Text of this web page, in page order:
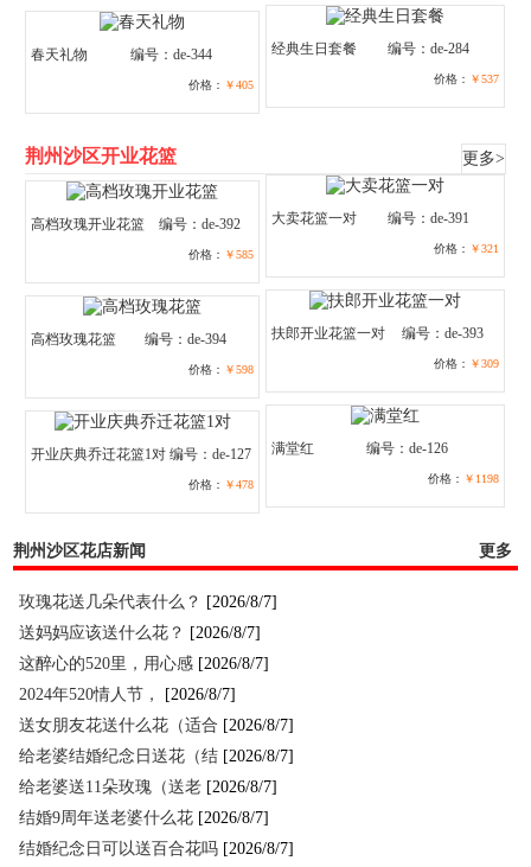
春天礼物 编号：de-344
价格： ￥405
经典生日套餐 编号：de-284
价格： ￥537
荆州沙区开业花篮 更多>
高档玫瑰开业花篮 编号：de-392
价格： ￥585
大卖花篮一对 编号：de-391
价格： ￥321
高档玫瑰花篮 编号：de-394
价格： ￥598
扶郎开业花篮一对 编号：de-393
价格： ￥309
开业庆典乔迁花篮1对 编号：de-127
价格： ￥478
满堂红 编号：de-126
价格： ￥1198
荆州沙区花店新闻 更多
玫瑰花送几朵代表什么？ [2026/8/7]
送妈妈应该送什么花？ [2026/8/7]
这醉心的520里，用心感 [2026/8/7]
2024年520情人节，
[2026/8/7]
送女朋友花送什么花（适合 [2026/8/7]
给老婆结婚纪念日送花（结 [2026/8/7]
给老婆送11朵玫瑰（送老 [2026/8/7]
结婚9周年送老婆什么花 [2026/8/7]
结婚纪念日可以送百合花吗 [2026/8/7]